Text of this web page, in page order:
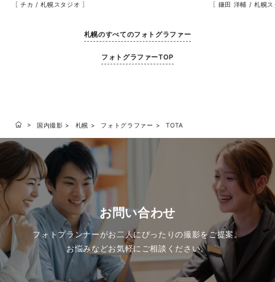
［ チカ / 札幌スタジオ ］ ［ 鎌田 洋輔 / 札幌ス
札幌のすべてのフォトグラファー
フォトグラファーTOP
国内撮影 札幌 フォトグラファー TOTA
お問い合わせ
フォトプランナーがお二人にぴったりの撮影をご提案。
お悩みなどお気軽にご相談ください。